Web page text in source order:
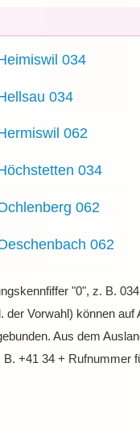
034
034
062
034
062
062
"0", z. B.
Vorwahl) können
Aus dem
+41 34 + Rufnummer